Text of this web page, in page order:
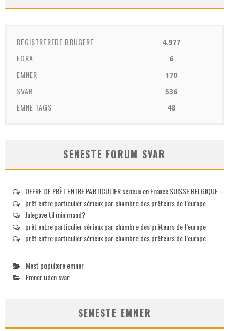
REGISTREREDE BRUGERE 4.977
FORA 6
EMNER 170
SVAR 536
EMNE TAGS 48
SENESTE FORUM SVAR
OFFRE DE PRÊT ENTRE PARTICULIER sérieux en France SUISSE BELGIQUE –
prêt entre particulier sérieux par chambre des prêteurs de l’europe
Julegave til min mand?
prêt entre particulier sérieux par chambre des prêteurs de l’europe
prêt entre particulier sérieux par chambre des prêteurs de l’europe
Mest populære emner
Emner uden svar
SENESTE EMNER